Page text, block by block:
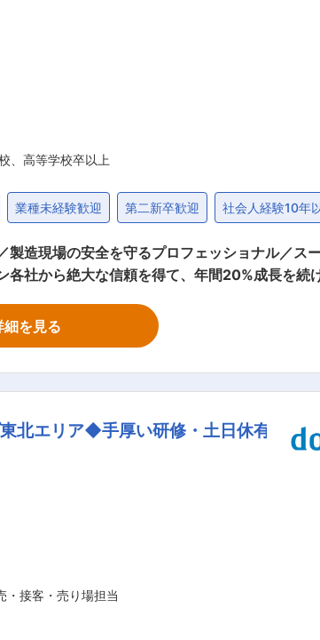
事を進めてきた方
れる方
して取り組んでいただけます。 秘書業務専属
すいポジションです。 特別に必須としている
あれば、 未経験でもご挑戦いただけます。 同社
動産プロフェッショナルとして、古き良き町並
主な事業とし、京
ンを中心にオフィスビルや店舗を開発し、 一棟
れる企画力・開発力・デザイン力によって、供
ても耐えうる企業基盤を整えています 不動産に
見出し、 IoTマンションやスマートホームの開
、高等学校卒以上
業種未経験歓迎 第二新卒歓迎 社会人経験10年
造現場の安全を守るプロフェッショナル／ス
※社員インタビューを含めた会社紹介動画をぜ
い業務 ・不動産関連 現拠点の管理、その他移
署との調整業務 ■求める人物像： ＜
最適なソリューションへと導ける受容力をお
者への積極的な貢献と行動力で変革を推進でき
、共感を呼ぶビジョンを示してメンバーを巻
細を見る
北エリア◆手厚い研修・土日休有
・接客・売り場担当